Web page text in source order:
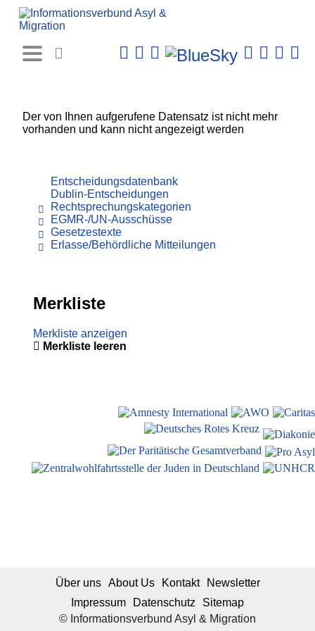
Der von Ihnen aufgerufene Datensatz ist nicht mehr
vorhanden und kann nicht angezeigt werden
Entscheidungsdatenbank
Dublin-Entscheidungen
Rechtsprechungskategorien
EGMR-/UN-Ausschüsse
Gesetzestexte
Erlasse/Behördliche Mitteilungen
Merkliste
Merkliste anzeigen
Merkliste leeren
© Informationsverbund Asyl & Migration
Über uns About Us Kontakt
Newsletter
Impressum
Datenschutz Sitemap